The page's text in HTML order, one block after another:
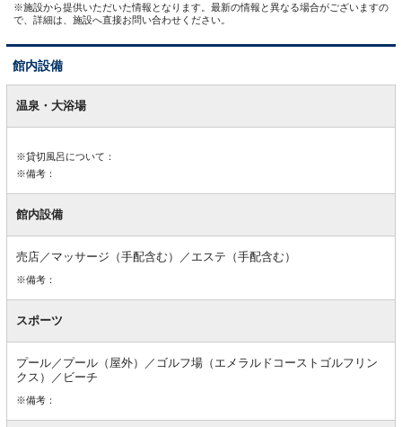
※施設から提供いただいた情報となります。最新の情報と異なる場合がございますの
で、詳細は、施設へ直接お問い合わせください。
館内設備
内温泉・大浴場
※貸切風呂について：
※備考：
館内設備
売店／マッサージ（手配含む）／エステ（手配含む）
※備考：
スポーツ
プール／プール（屋外）／ゴルフ場（エメラルドコーストゴルフリン
クス）／ビーチ
※備考：